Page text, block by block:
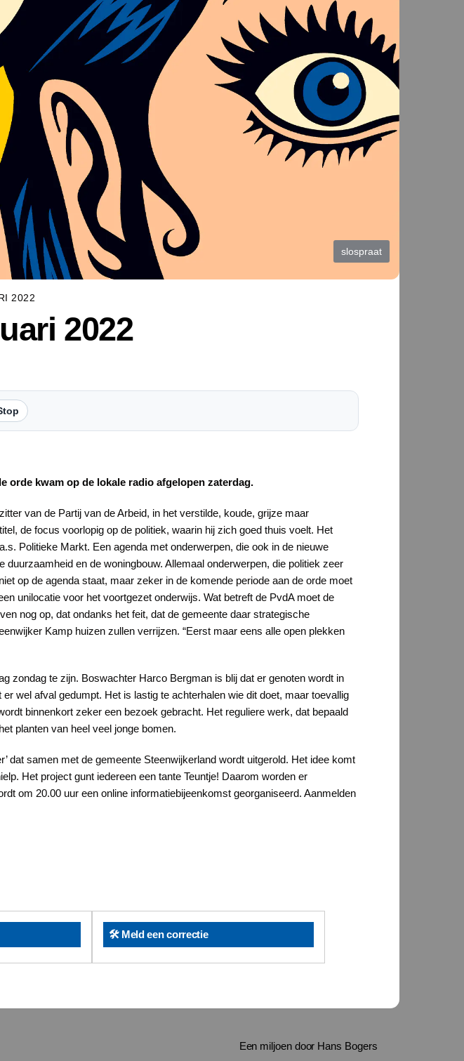
slospraat
2022
2022
orde kwam op de lokale radio afgelopen zaterdag.
van de Partij van de Arbeid, in het verstilde, koude, grijze maar
de focus voorlopig op de politiek, waarin hij zich goed thuis voelt. Het
Politieke Markt. Een agenda met onderwerpen, die ook in de nieuwe
en de woningbouw. Allemaal onderwerpen, die politiek zeer
op de agenda staat, maar zeker in de komende periode aan de orde moet
unilocatie voor het voortgezet onderwijs. Wat betreft de PvdA moet de
nog op, dat ondanks het feit, dat de gemeente daar strategische
Kamp huizen zullen verrijzen. “Eerst maar eens alle open plekken
zondag te zijn. Boswachter Harco Bergman is blij dat er genoten wordt in
wel afval gedumpt. Het is lastig te achterhalen wie dit doet, maar toevallig
binnenkort zeker een bezoek gebracht. Het reguliere werk, dat bepaald
planten van heel veel jonge bomen.
dat samen met de gemeente Steenwijkerland wordt uitgerold. Het idee komt
Het project gunt iedereen een tante Teuntje! Daarom worden er
om 20.00 uur een online informatiebijeenkomst georganiseerd. Aanmelden
🛠️ Meld een correctie
Een miljoen door Hans Bogers